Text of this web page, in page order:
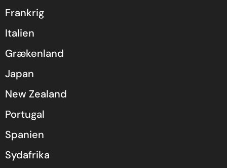
Frankrig
Italien
Grækenland
Japan
New Zealand
Portugal
Spanien
Sydafrika